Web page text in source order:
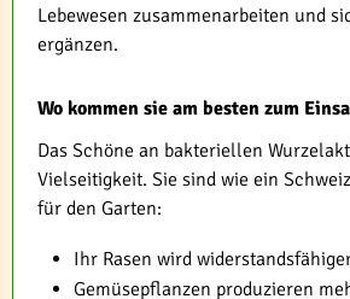
Lebewesen zusammenarbeiten und
ergänzen.
Wo kommen sie am besten zum
Das Schöne an bakteriellen
Vielseitigkeit. Sie sind wie ein
für den Garten:
Ihr Rasen wird
Gemüsepflanzen produzieren